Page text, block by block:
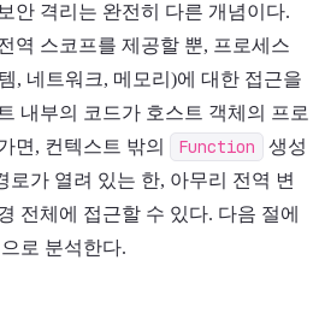
안 격리는 완전히 다른 개념이다.
역 스코프를 제공할 뿐, 프로세스
, 네트워크, 메모리)에 대한 접근을
내부의 코드가 호스트 객체의 프로
면, 컨텍스트 밖의
Function
생성
로가 열려 있는 한, 아무리 전역 변
전체에 접근할 수 있다. 다음 절에
로 분석한다.